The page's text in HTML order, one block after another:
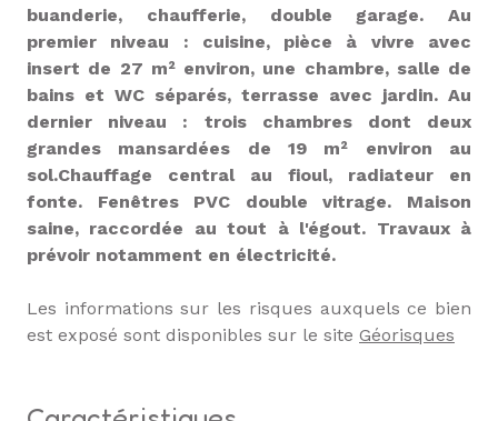
buanderie, chaufferie, double garage. Au
premier niveau : cuisine, pièce à vivre avec
insert de 27 m² environ, une chambre, salle de
bains et WC séparés, terrasse avec jardin. Au
dernier niveau : trois chambres dont deux
grandes mansardées de 19 m² environ au
sol.Chauffage central au fioul, radiateur en
fonte. Fenêtres PVC double vitrage. Maison
saine, raccordée au tout à l'égout. Travaux à
prévoir notamment en électricité.
Les informations sur les risques auxquels ce bien
est exposé sont disponibles sur le site Géorisques